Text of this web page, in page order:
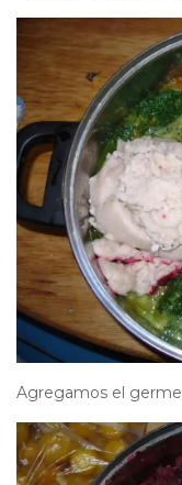
Agregamos el